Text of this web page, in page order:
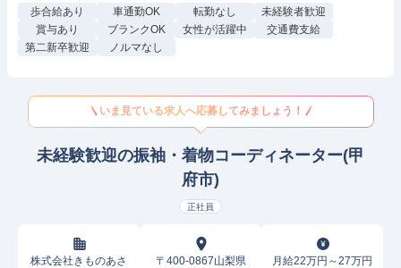
歩合給あり 車通勤OK 転勤なし
未経験者歓迎
賞与あり
ブランクOK 女性が活躍中
交通費支給
第二新卒歓迎
ノルマなし
いま見ている求人へ応募してみましょう！
未経験歓迎の振袖・着物コーディネーター(甲
府市)
正社員
株式会社きものあさ
〒400-0867山梨県
月給22万円～27万円